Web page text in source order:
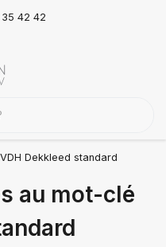
35 42 42
VDH Dekkleed standard
au mot-clé